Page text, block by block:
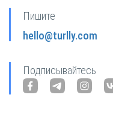
Пишите
hello@turlly.com
Подписывайтесь